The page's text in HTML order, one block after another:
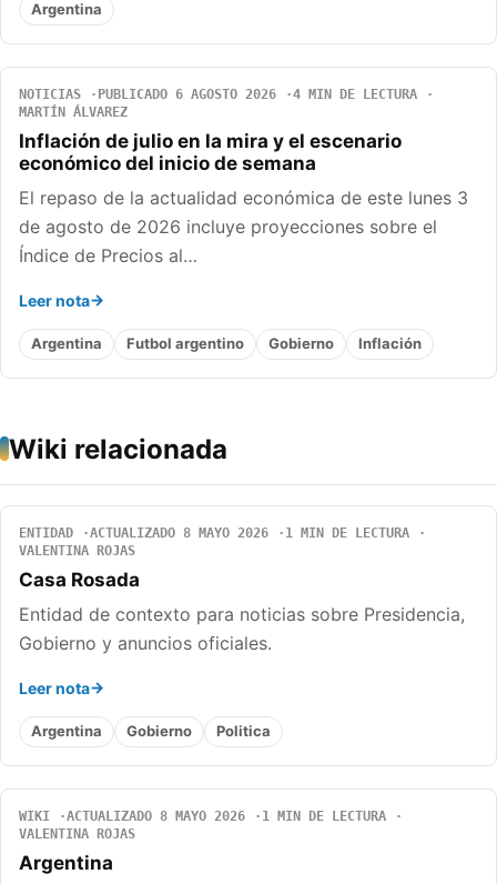
Argentina
NOTICIAS PUBLICADO 6 AGOSTO 2026
4 MIN DE LECTURA
MARTÍN ÁLVAREZ
Inflación de julio en la mira y el escenario
económico del inicio de semana
El repaso de la actualidad económica de este lunes 3
de agosto de 2026 incluye proyecciones sobre el
Índice de Precios al…
Leer nota
Argentina Futbol argentino Gobierno Inflación
Wiki relacionada
ENTIDAD ACTUALIZADO 8 MAYO 2026
1 MIN DE LECTURA
VALENTINA ROJAS
Casa Rosada
Entidad de contexto para noticias sobre Presidencia,
Gobierno y anuncios oficiales.
Leer nota
Argentina Gobierno Politica
WIKI ACTUALIZADO 8 MAYO 2026
1 MIN DE LECTURA
VALENTINA ROJAS
Argentina